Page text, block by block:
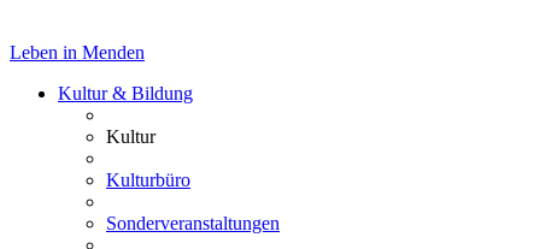
Leben in Menden
Kultur & Bildung
Kultur
Kulturbüro
Sonderveranstaltungen